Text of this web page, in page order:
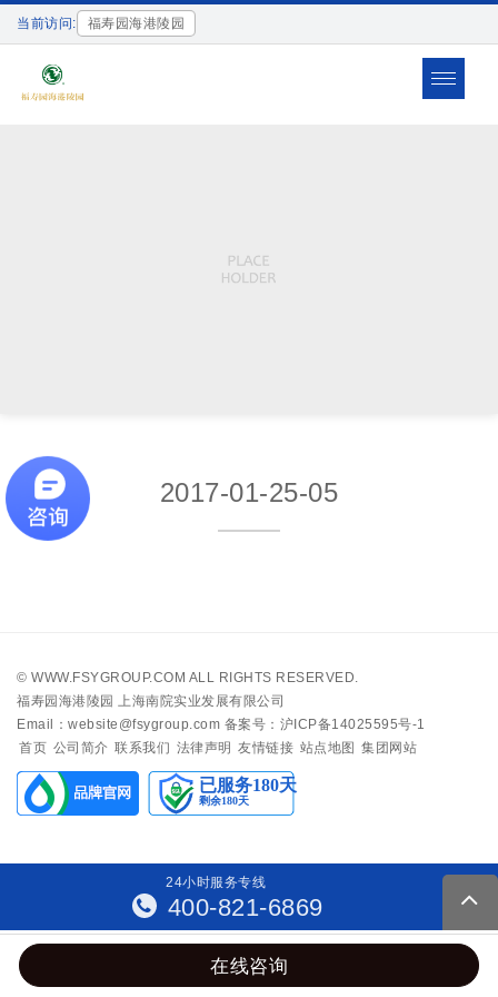
当前访问: 福寿园海港陵园
Toggle
2017-01-25-05
© WWW.FSYGROUP.COM ALL RIGHTS RESERVED.
福寿园海港陵园 上海南院实业发展有限公司
Email：website@fsygroup.com 备案号：沪ICP备14025595号-1
首页 公司简介 联系我们 法律声明 友情链接 站点地图 集团网站
24小时服务专线
400-821-6869
在线咨询